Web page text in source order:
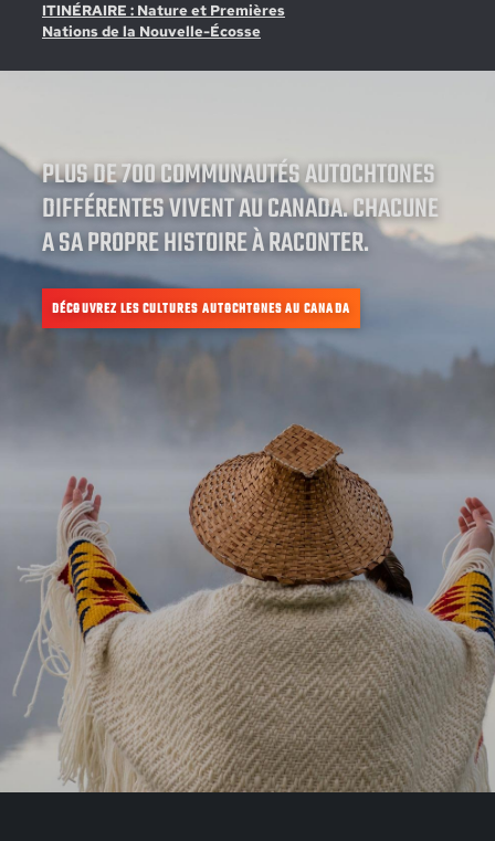
ITINÉRAIRE : Nature et Premières
Nations de la Nouvelle-Écosse
PLUS DE 700 COMMUNAUTÉS AUTOCHTONES
DIFFÉRENTES VIVENT AU CANADA. CHACUNE
A SA PROPRE HISTOIRE À RACONTER.
DÉCOUVREZ LES CULTURES AUTOCHTONES AU CANADA